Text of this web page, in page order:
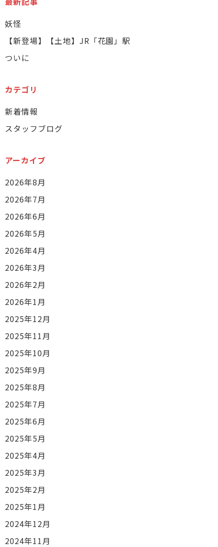
妖怪
【新登場】【土地】JR「花園」駅
ついに
カテゴリ
新着情報
スタッフブログ
アーカイブ
2026年8月
2026年7月
2026年6月
2026年5月
2026年4月
2026年3月
2026年2月
2026年1月
2025年12月
2025年11月
2025年10月
2025年9月
2025年8月
2025年7月
2025年6月
2025年5月
2025年4月
2025年3月
2025年2月
2025年1月
2024年12月
2024年11月